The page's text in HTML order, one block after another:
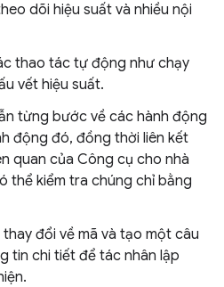
dõi hiệu suất và nhiều nội
thao tác tự động như chạy
vết hiệu suất.
từng bước về các hành động
động đó, đồng thời liên kết
quan của Công cụ cho nhà
thể kiểm tra chúng chỉ bằng
đổi về mã và tạo một câu
tin chi tiết để tác nhân lập